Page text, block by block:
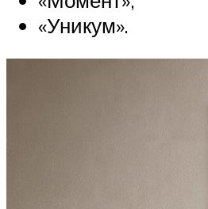
«Уникум».